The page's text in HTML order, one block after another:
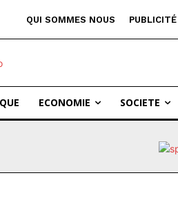
QUI SOMMES NOUS PUBLICITÉ
ECONOMIE SOCIETE